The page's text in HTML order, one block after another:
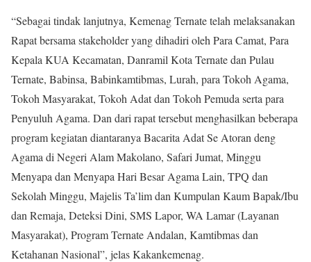
“Sebagai tindak lanjutnya, Kemenag Ternate telah melaksanakan
Rapat bersama stakeholder yang dihadiri oleh Para Camat, Para
Kepala KUA Kecamatan, Danramil Kota Ternate dan Pulau
Ternate, Babinsa, Babinkamtibmas, Lurah, para Tokoh Agama,
Tokoh Masyarakat, Tokoh Adat dan Tokoh Pemuda serta para
Penyuluh Agama. Dan dari rapat tersebut menghasilkan beberapa
program kegiatan diantaranya Bacarita Adat Se Atoran deng
Agama di Negeri Alam Makolano, Safari Jumat, Minggu
Menyapa dan Menyapa Hari Besar Agama Lain, TPQ dan
Sekolah Minggu, Majelis Ta’lim dan Kumpulan Kaum Bapak/Ibu
dan Remaja, Deteksi Dini, SMS Lapor, WA Lamar (Layanan
Masyarakat), Program Ternate Andalan, Kamtibmas dan
Ketahanan Nasional”, jelas Kakankemenag.